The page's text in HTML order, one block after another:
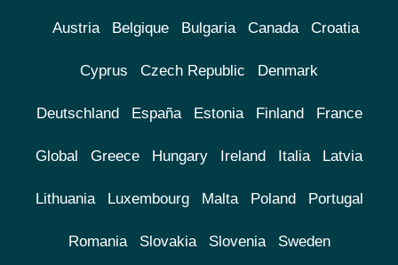
Austria Belgique Bulgaria Canada Croatia
Cyprus Czech Republic Denmark
Deutschland España Estonia Finland France
Global Greece Hungary Ireland Italia Latvia
Lithuania Luxembourg Malta Poland Portugal
Romania Slovakia Slovenia Sweden